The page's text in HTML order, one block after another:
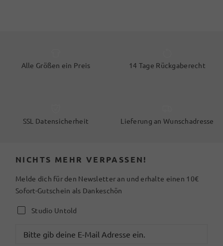
Alle Größen ein Preis 14 Tage Rückgaberecht
SSL Datensicherheit Lieferung an Wunschadresse
NICHTS MEHR VERPASSEN!
Melde dich für den Newsletter an und erhalte einen 10€
Sofort-Gutschein als Dankeschön
Studio Untold